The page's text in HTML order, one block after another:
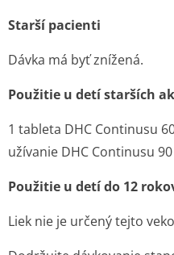
Starší pacienti
Dávka má byť znížená.
Použitie u detí starších
1 tableta DHC Continusu
užívanie DHC Continusu
Použitie u detí do 12
Liek nie je určený tejto